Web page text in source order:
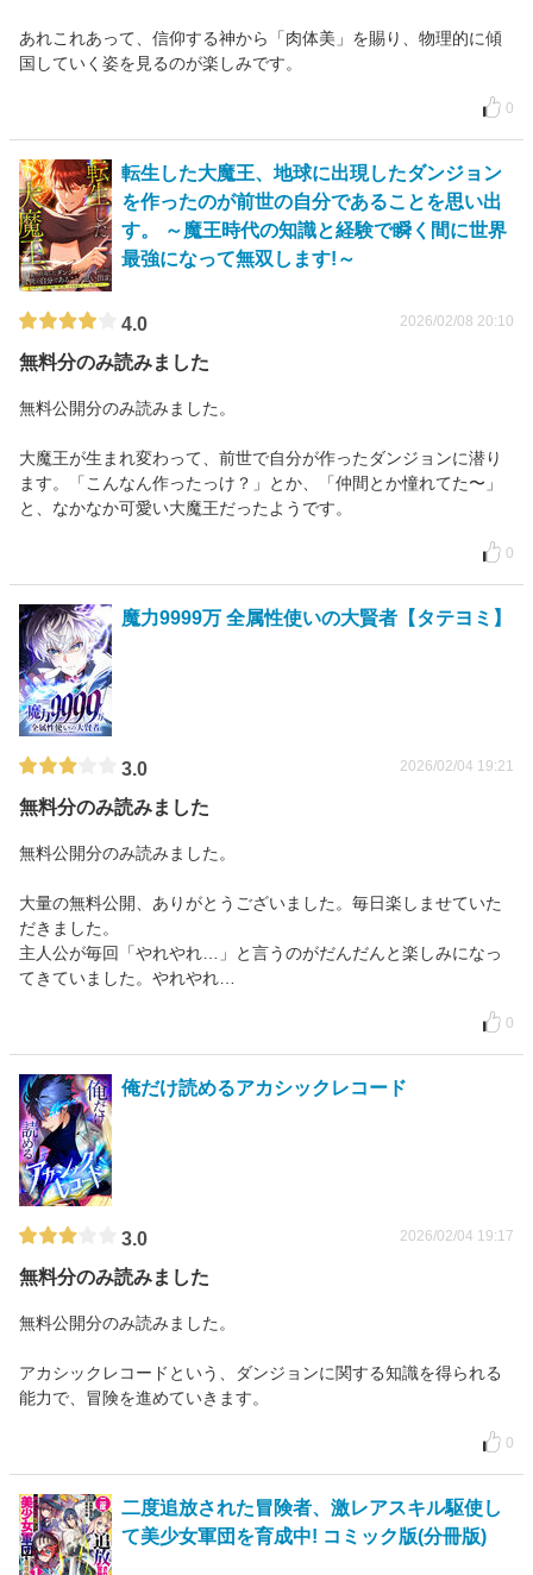
あれこれあって、信仰する神から「肉体美」を賜り、物理的に傾
国していく姿を見るのが楽しみです。
0
転生した大魔王、地球に出現したダンジョン
を作ったのが前世の自分であることを思い出
す。 ～魔王時代の知識と経験で瞬く間に世界
最強になって無双します!～
4.0 2026/02/08 20:10
無料分のみ読みました
無料公開分のみ読みました。
大魔王が生まれ変わって、前世で自分が作ったダンジョンに潜り
ます。「こんなん作ったっけ？」とか、「仲間とか憧れてた〜」
と、なかなか可愛い大魔王だったようです。
0
魔力9999万 全属性使いの大賢者【タテヨミ】
3.0 2026/02/04 19:21
無料分のみ読みました
無料公開分のみ読みました。
大量の無料公開、ありがとうございました。毎日楽しませていた
だきました。
主人公が毎回「やれやれ…」と言うのがだんだんと楽しみになっ
てきていました。やれやれ…
0
俺だけ読めるアカシックレコード
3.0 2026/02/04 19:17
無料分のみ読みました
無料公開分のみ読みました。
アカシックレコードという、ダンジョンに関する知識を得られる
能力で、冒険を進めていきます。
0
二度追放された冒険者、激レアスキル駆使し
て美少女軍団を育成中! コミック版(分冊版)